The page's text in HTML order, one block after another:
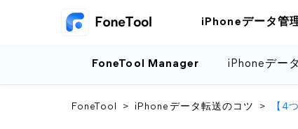
iPhoneデータ管
FoneTool Manager iPhoneデー
FoneTool > iPhoneデータ転送のコツ > 【4